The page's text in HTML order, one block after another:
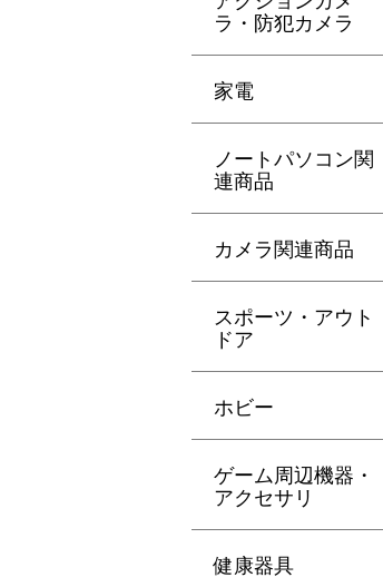
ラ・防犯カメラ
家電
ノートパソコン関
連商品
カメラ関連商品
スポーツ・アウト
ドア
ホビー
ゲーム周辺機器・
アクセサリ
健康器具